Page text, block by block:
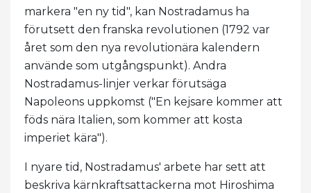
markera "en ny tid", kan Nostradamus ha
förutsett den franska revolutionen (1792 var
året som den nya revolutionära kalendern
använde som utgångspunkt). Andra
Nostradamus-linjer verkar förutsäga
Napoleons uppkomst ("En kejsare kommer att
föds nära Italien, som kommer att kosta
imperiet kära").
I nyare tid, Nostradamus' arbete har sett att
beskriva kärnkraftsattackerna mot Hiroshima